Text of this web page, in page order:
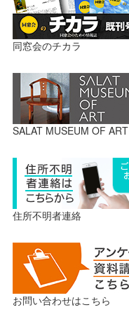
同窓会のチカラ
SALAT MUSEUM OF ART
住所不明者連絡
お問い合わせはこちら